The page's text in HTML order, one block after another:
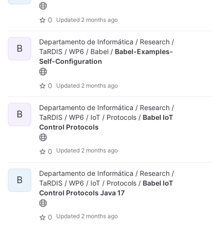
0 Updated 2 months ago
B
Departamento de Informática / Research /
TaRDIS / WP6 / Babel / Babel-Examples-
Self-Configuration
0 Updated 2 months ago
B
Departamento de Informática / Research /
TaRDIS / WP6 / IoT / Protocols / Babel IoT
Control Protocols
0 Updated 2 months ago
B
Departamento de Informática / Research /
TaRDIS / WP6 / IoT / Protocols / Babel IoT
Control Protocols Java 17
0 Updated 2 months ago